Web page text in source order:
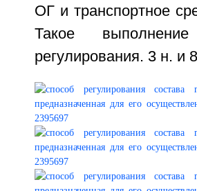
ОГ и транспортное
Такое
регулирования. 3 н. и